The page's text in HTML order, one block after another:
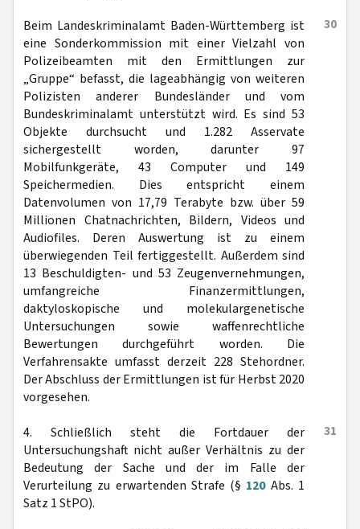
30
Beim Landeskriminalamt Baden-Württemberg ist
eine Sonderkommission mit einer Vielzahl von
Polizeibeamten mit den Ermittlungen zur
„Gruppe“ befasst, die lageabhängig von weiteren
Polizisten anderer Bundesländer und vom
Bundeskriminalamt unterstützt wird. Es sind 53
Objekte durchsucht und 1.282 Asservate
sichergestellt worden, darunter 97
Mobilfunkgeräte, 43 Computer und 149
Speichermedien. Dies entspricht einem
Datenvolumen von 17,79 Terabyte bzw. über 59
Millionen Chatnachrichten, Bildern, Videos und
Audiofiles. Deren Auswertung ist zu einem
überwiegenden Teil fertiggestellt. Außerdem sind
13 Beschuldigten- und 53 Zeugenvernehmungen,
umfangreiche Finanzermittlungen,
daktyloskopische und molekulargenetische
Untersuchungen sowie waffenrechtliche
Bewertungen durchgeführt worden. Die
Verfahrensakte umfasst derzeit 228 Stehordner.
Der Abschluss der Ermittlungen ist für Herbst 2020
vorgesehen.
31
4. Schließlich steht die Fortdauer der
Untersuchungshaft nicht außer Verhältnis zu der
Bedeutung der Sache und der im Falle der
Verurteilung zu erwartenden Strafe (§ 120Abs. 1
Satz 1 StPO).